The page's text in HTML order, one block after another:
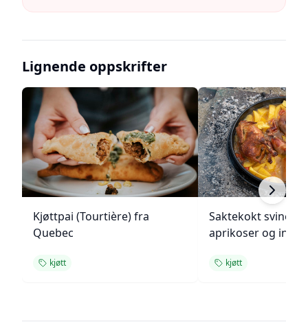
Lignende oppskrifter
Kjøttpai (Tourtière) fra
Quebec
kjøtt
Saktekokt
aprikoser og
kjøtt